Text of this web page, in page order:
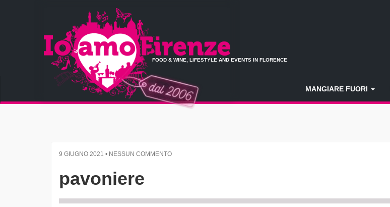
FOOD & WINE, LIFESTYLE AND EVENTS IN FLORENCE
MANGIARE FUORI
9 GIUGNO 2021 • NESSUN COMMENTO
pavoniere